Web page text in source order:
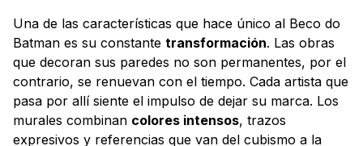
Una de las características que hace único al Beco do
Batman es su constante transformación. Las obras
que decoran sus paredes no son permanentes, por el
contrario, se renuevan con el tiempo. Cada artista que
pasa por allí siente el impulso de dejar su marca. Los
murales combinan colores intensos, trazos
expresivos y referencias que van del cubismo a la